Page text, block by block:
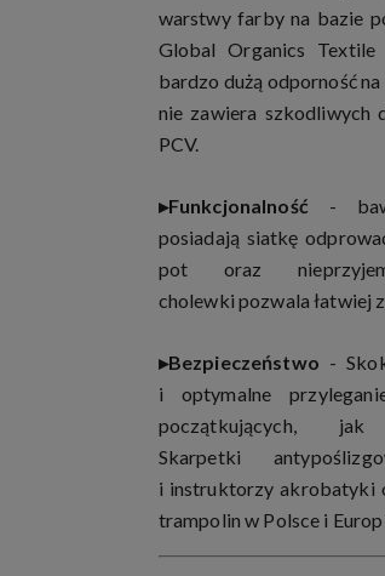
warstwy farby na bazie
Global Organics Textile
bardzo dużą odporność
nie zawiera szkodliwych
PCV.
▸Funkcjonalność -
posiadają siatkę
pot oraz
cholewki pozwala łatwiej
▸Bezpieczeństwo -
i optymalne
początkujących,
Skarpetki
i instruktorzy akrobatyki
trampolin w Polsce i